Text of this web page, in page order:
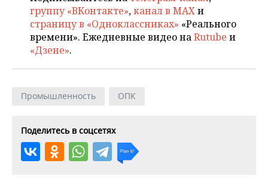
группу «ВКонтакте»,канал в MAXи
страницу в «Одноклассниках» «Реального
времени». Ежедневные видео наRutube и
«Дзене».
Промышленность ОПК
Поделитесь в соцсетях